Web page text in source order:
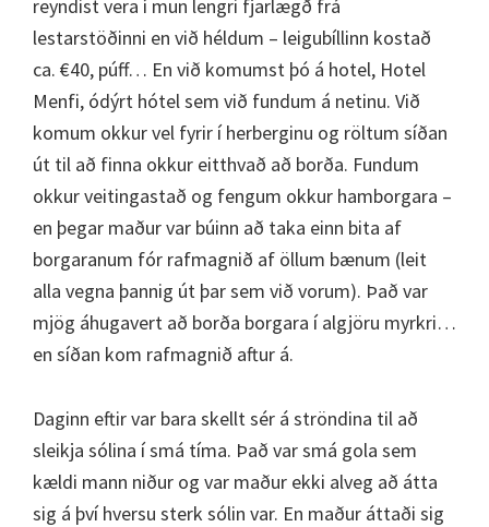
reyndist vera í mun lengri fjarlægð frá
lestarstöðinni en við héldum – leigubíllinn kostað
ca. €40, púff… En við komumst þó á hotel, Hotel
Menfi, ódýrt hótel sem við fundum á netinu. Við
komum okkur vel fyrir í herberginu og röltum síðan
út til að finna okkur eitthvað að borða. Fundum
okkur veitingastað og fengum okkur hamborgara –
en þegar maður var búinn að taka einn bita af
borgaranum fór rafmagnið af öllum bænum (leit
alla vegna þannig út þar sem við vorum). Það var
mjög áhugavert að borða borgara í algjöru myrkri…
en síðan kom rafmagnið aftur á.
Daginn eftir var bara skellt sér á ströndina til að
sleikja sólina í smá tíma. Það var smá gola sem
kældi mann niður og var maður ekki alveg að átta
sig á því hversu sterk sólin var. En maður áttaði sig